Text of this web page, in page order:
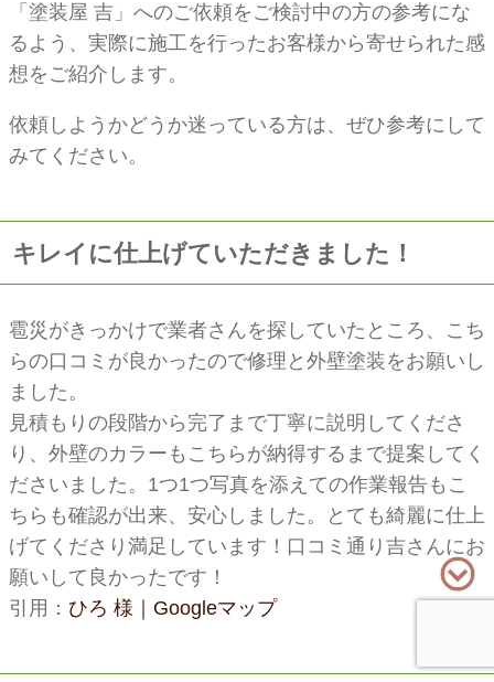
「塗装屋 吉」へのご依頼をご検討中の方の参考にな
るよう、実際に施工を行ったお客様から寄せられた感
想をご紹介します。
依頼しようかどうか迷っている方は、ぜひ参考にして
みてください。
キレイに仕上げていただきました！
雹災がきっかけで業者さんを探していたところ、こち
らの口コミが良かったので修理と外壁塗装をお願いし
ました。
見積もりの段階から完了まで丁寧に説明してくださ
り、外壁のカラーもこちらが納得するまで提案してく
ださいました。1つ1つ写真を添えての作業報告もこ
ちらも確認が出来、安心しました。とても綺麗に仕上
げてくださり満足しています！口コミ通り吉さんにお
願いして良かったです！
引用： ひろ 様｜Googleマップ